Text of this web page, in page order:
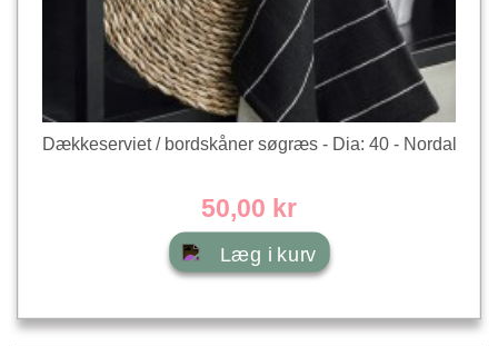
Dækkeserviet / bordskåner søgræs - Dia: 40 - Nordal
50,00 kr
Læg i kurv